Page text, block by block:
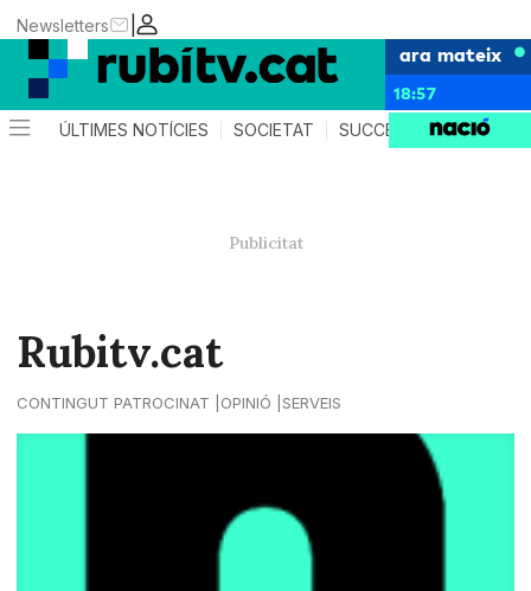
|
Newsletters
ara mateix
18:57
ÚLTIMES NOTÍCIES SOCIETAT SUCCESSOS
Rubitv.cat
CONTINGUT PATROCINAT OPINIÓ SERVEIS